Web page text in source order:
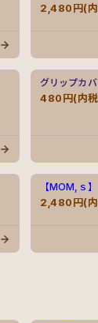
2,480円(
グリップカ
480円(内
【MOM,ｓ】
2,480円(